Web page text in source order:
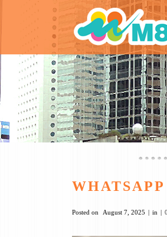
Posted on August 7, 2025 in